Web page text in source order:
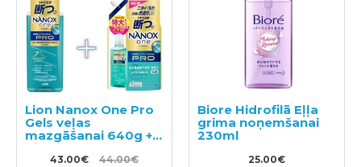
Lion Nanox One Pro
Gels veļas
mazgāšanai 640g +
pildviela 790g
43.00€ 44.00€
Biore Hidrofilā Eļļa
grima noņemšanai
230ml
25.00€